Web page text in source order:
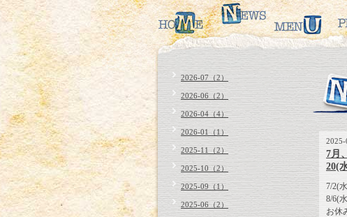
2025-
7月
20(
7/2(
8/6(
お休
2026-07（2）
2026-06（2）
2026-04（4）
2026-01（1）
2025-11（2）
2025-10（2）
2025-09（1）
2025-06（2）